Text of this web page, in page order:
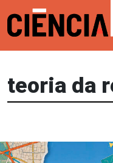
teoria da